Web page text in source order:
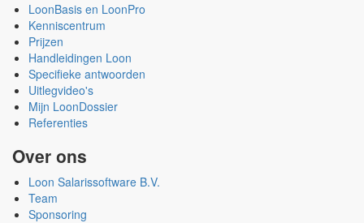
LoonBasis en LoonPro
Kenniscentrum
Prijzen
Handleidingen Loon
Specifieke antwoorden
Uitlegvideo's
Mijn LoonDossier
Referenties
Over ons
Loon Salarissoftware B.V.
Team
Sponsoring